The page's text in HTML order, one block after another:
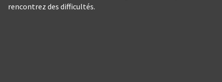
rencontrez des difficultés.